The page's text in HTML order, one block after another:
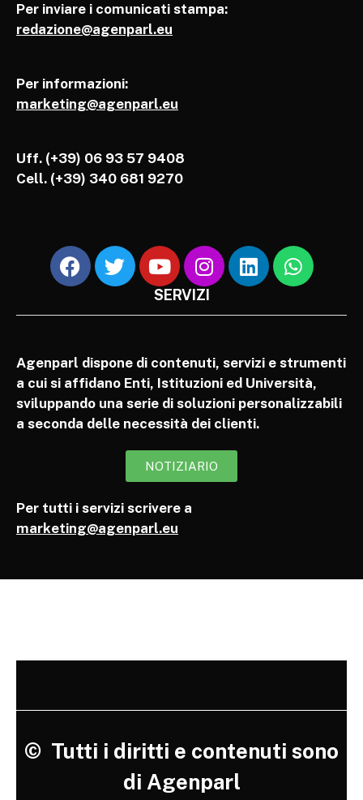
Per inviare i comunicati stampa:
redazione@agenparl.eu
Per informazioni:
marketing@agenparl.eu
Uff. (+39) 06 93 57 9408
Cell. (+39) 340 681 9270
SERVIZI
Agenparl dispone di contenuti, servizi e strumenti
a cui si affidano Enti, Istituzioni ed Università,
sviluppando una serie di soluzioni personalizzabili
a seconda delle necessità dei clienti.
NOTIZIARIO
Per tutti i servizi scrivere a
marketing@agenparl.eu
© Tutti i diritti e contenuti sono
di Agenparl